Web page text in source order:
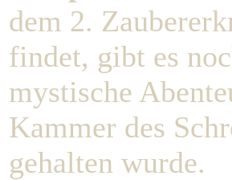
dem 2.
findet, gibt es
mystische
Kammer des
gehalten wurde.